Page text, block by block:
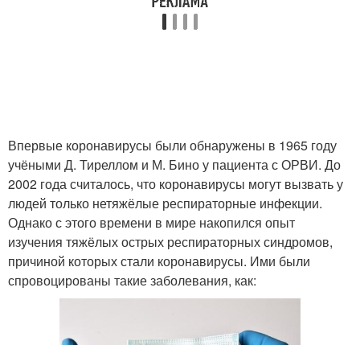
Впервые коронавирусы были обнаружены в 1965 году
учёными Д. Тиреллом и М. Бино у пациента с ОРВИ. До
2002 года считалось, что коронавирусы могут вызвать у
людей только нетяжёлые респираторные инфекции.
Однако с этого времени в мире накопился опыт
изучения тяжёлых острых респираторных синдромов,
причиной которых стали коронавирусы. Ими были
спровоцированы такие заболевания, как: